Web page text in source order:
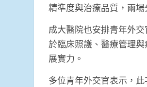
精準度與治療品質，兩
成大醫院也安排青年外
於臨床照護、醫療管理
展實力。
多位青年外交官表示，